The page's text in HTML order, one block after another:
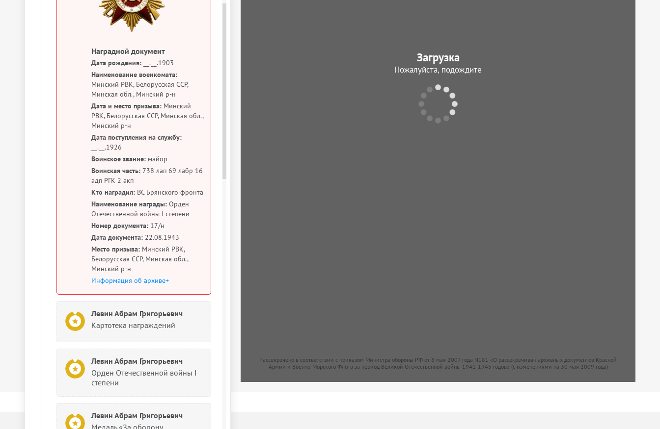
Наградной документ
Дата рождения: __.__.1903
Наименование военкомата:
Минский РВК, Белорусская ССР,
Минская обл., Минский р-н
Дата и место призыва: Минский
РВК, Белорусская ССР, Минская обл.,
Минский р-н
Дата поступления на службу:
__.__.1926
Воинское звание: майор
Воинская часть: 738 лап 69 лабр 16
адп РГК 2 акп
Кто наградил: ВС Брянского фронта
Наименование награды: Орден
Отечественной войны I степени
Номер документа: 17/н
Дата документа: 22.08.1943
Место призыва: Минский РВК,
Белорусская ССР, Минская обл.,
Минский р-н
Информация об архиве+
Левин Абрам Григорьевич
Картотека награждений
Левин Абрам Григорьевич
Орден Отечественной войны I
степени
Левин Абрам Григорьевич
Медаль «За оборону
Рассекречено в соответствии с приказом Министра обороны РФ от 8 мая 2007 года N181 «О рассекречиван архивных документов Красной
Армии и Военно-Морского Флота за период Великой Отечественной войны 1941-1945 годов» (с изменениями на 30 мая 2009 года)
Загрузка
Пожалуйста, подождите